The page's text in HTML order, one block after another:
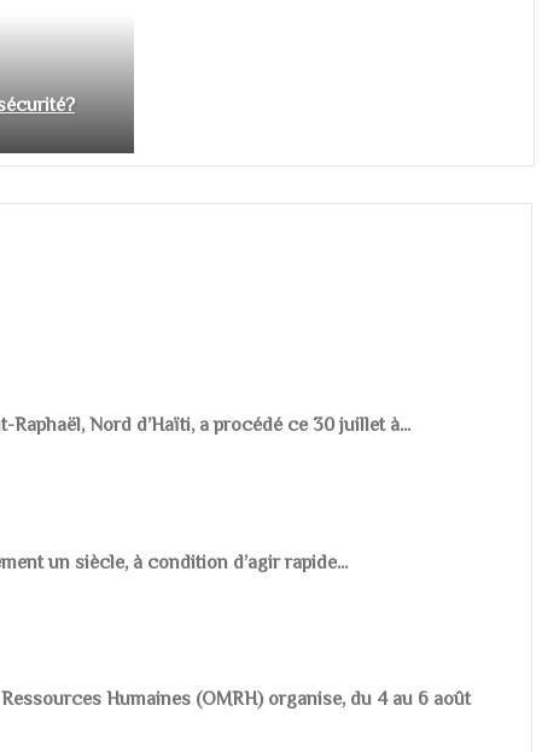
Nord d’Haïti, a procédé ce 30 juillet à...
un siècle, à condition d’agir rapide...
Humaines (OMRH) organise, du 4 au 6 août